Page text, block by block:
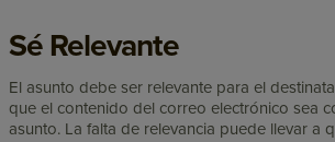
Sé Relevante
El asunto debe ser relevante para el
que el contenido del correo electrónico sea
asunto. La falta de relevancia puede llevar a